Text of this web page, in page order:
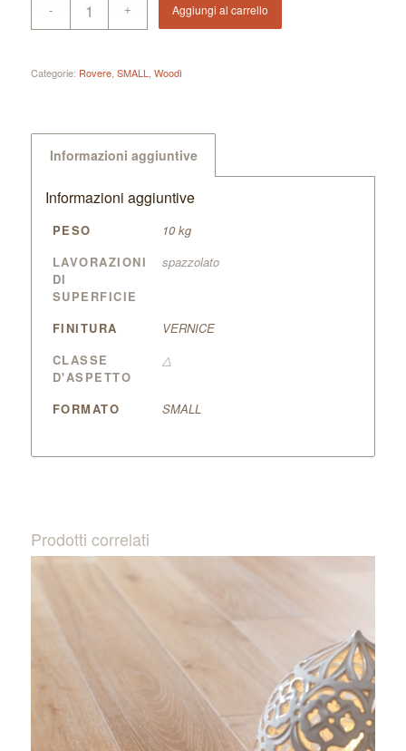
Aggiungi al carrello
Categorie: Rovere, SMALL Woodì
Informazioni aggiuntive
Informazioni aggiuntive
PESO
10 kg
LAVORAZIONI
DI
SUPERFICIE
spazzolato
FINITURA
VERNICE
CLASSE
D'ASPETTO
△
FORMATO SMALL
Prodotti correlati